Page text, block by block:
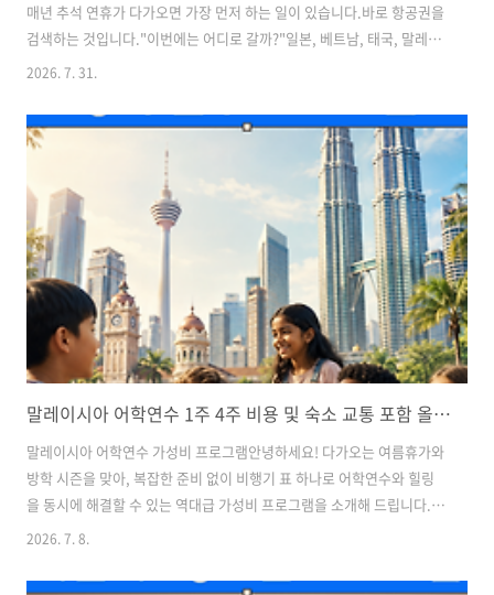
매년 추석 연휴가 다가오면 가장 먼저 하는 일이 있습니다.바로 항공권을
검색하는 것입니다."이번에는 어디로 갈까?"일본, 베트남, 태국, 말레이
시아….여행지는 금방 정해지지만, 휴가가 끝난 뒤에는 비슷한 생각이
2026년 가을 황금연휴는 조금 다른 선택을 해보는 것은 어떨까요?여행
만 하는 것이 아니라 새로운 경험 하나를 함께 가져오는 휴가입니
다.2026년 가을은 긴 휴가를 만들기 좋은 시기 추석과 공휴일을 잘 활용
하면 비교적 긴 해외 일정도 계획할 수 있습니다.평소에는 엄두 내기 어
려웠던 해외 체류를 경험하기에도 좋은 시기입니다.그래서 최근에는 단
순 관광보다 '배우면..
2026. 7. 31.
말레이시아 어학연수 1주 4주 비용 및 숙소 교통 포함 올인원 패키지
말레이시아 어학연수 가성비 프로그램안녕하세요! 다가오는 여름휴가와
방학 시즌을 맞아, 복잡한 준비 없이 비행기 표 하나로 어학연수와 힐링
을 동시에 해결할 수 있는 역대급 가성비 프로그램을 소개해 드립니다.학
업부터 머무실 보금자리, 현지 교통편과 공항 마중까지 모든 동선이 한
들어오실 수 있는 한정 수량인 만큼, 말레이시아 영어 연수를 고민 중이
2026. 7. 8.